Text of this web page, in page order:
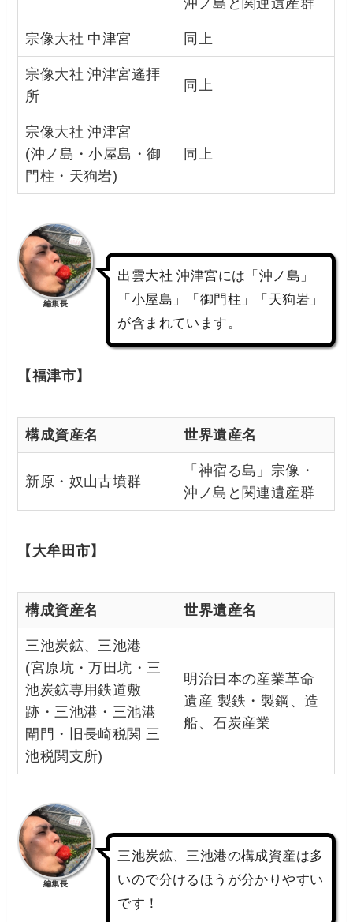
沖ノ島と関連遺産群
宗像大社 中津宮 同上
宗像大社 沖津宮遙拝
所
同上
宗像大社 沖津宮
(沖ノ島・小屋島・御
門柱・天狗岩)
同上
編集長
出雲大社 沖津宮には「沖ノ島」
「小屋島」「御門柱」「天狗岩」
が含まれています。
【福津市】
構成資産名 世界遺産名
新原・奴山古墳群
「神宿る島」宗像・
沖ノ島と関連遺産群
【大牟田市】
構成資産名 世界遺産名
三池炭鉱、三池港
(宮原坑・万田坑・三
池炭鉱専用鉄道敷
跡・三池港・三池港
閘門・旧長崎税関 三
池税関支所)
明治日本の産業革命
遺産 製鉄・製鋼、造
船、石炭産業
編集長
三池炭鉱、三池港の構成資産は多
いので分けるほうが分かりやすい
です！